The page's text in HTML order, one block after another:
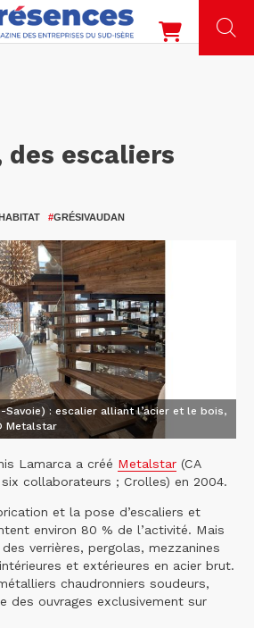
escaliers
#GRÉSIVAUDAN
Savoie) : escalier alliant l’acier et le bois,
Metalstar
Lamarca a créé Metalstar (CA
collaborateurs ; Crolles) en 2004.
et la pose d’escaliers et
environ 80 % de l’activité. Mais
verrières, pergolas, mezzanines
et extérieures en acier brut.
chaudronniers soudeurs,
des ouvrages exclusivement sur